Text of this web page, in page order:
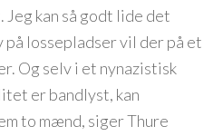
kan så godt lide det
på lossepladser vil der på et
Og selv i et nynazistisk
er bandlyst, kan
to mænd, siger Thure